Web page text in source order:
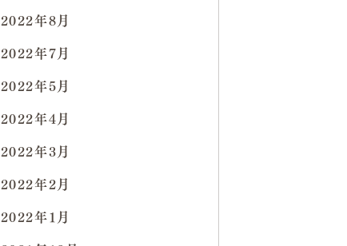
2022年8月
2022年7月
2022年5月
2022年4月
2022年3月
2022年2月
2022年1月